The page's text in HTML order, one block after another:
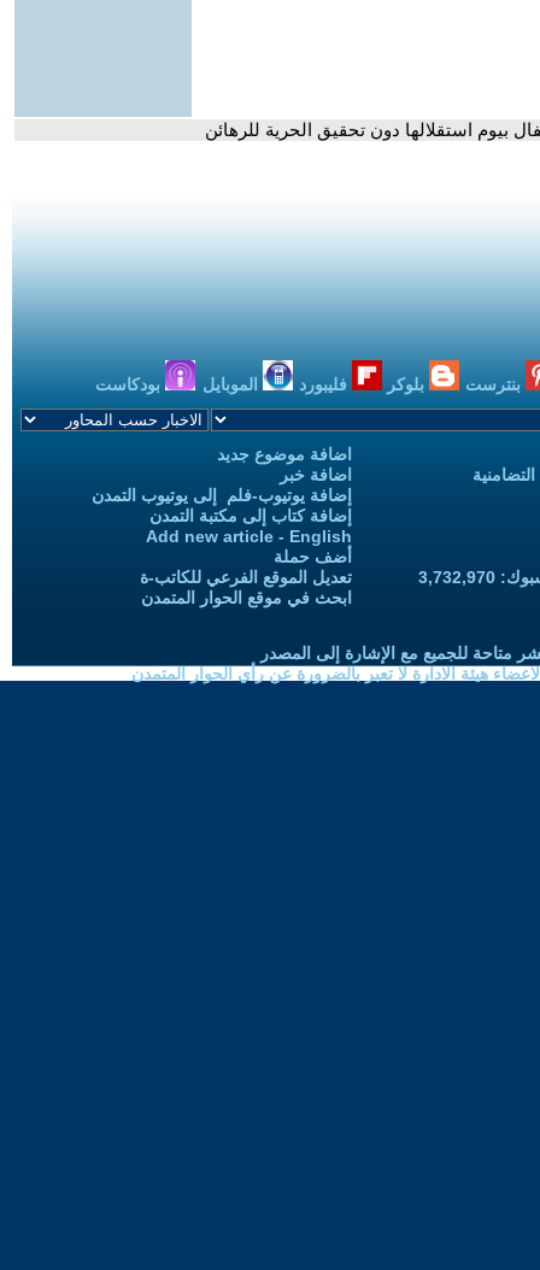
بيوم استقلالها دون تحقيق الحرية للرهائن
بنترست بلوكر فليبورد الموبايل بودكاست
اضافة موضوع جديد
اضافة خبر
إضافة يوتيوب-فلم إلى يوتيوب التمدن
إضافة كتاب إلى مكتبة التمدن
Add new article - English
أضف حملة
تعديل الموقع الفرعي للكاتب-ة
ابحث في موقع الحوار المتمدن
متاحة للجميع مع الإشارة إلى المصدر
هيئة الادارة لا تعبر بالضرورة عن رأي الحوار المتمدن